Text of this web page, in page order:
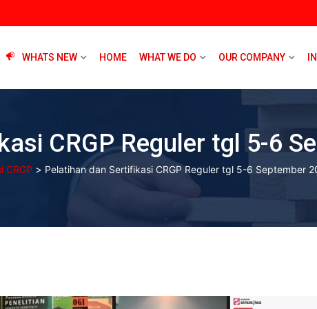
WHATS NEW HOME WHAT WE DO OUR COMPANY
CRGP Reguler tgl 5-6
CRGP > Pelatihan dan Sertifikasi CRGP Reguler tgl 5-6 September